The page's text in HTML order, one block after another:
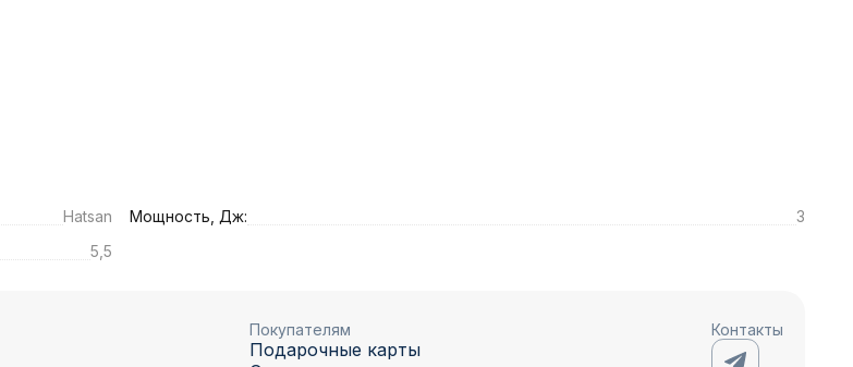
Hatsan Мощность, Дж:
3
5,5
Покупателям
Подарочные карты
Контакты